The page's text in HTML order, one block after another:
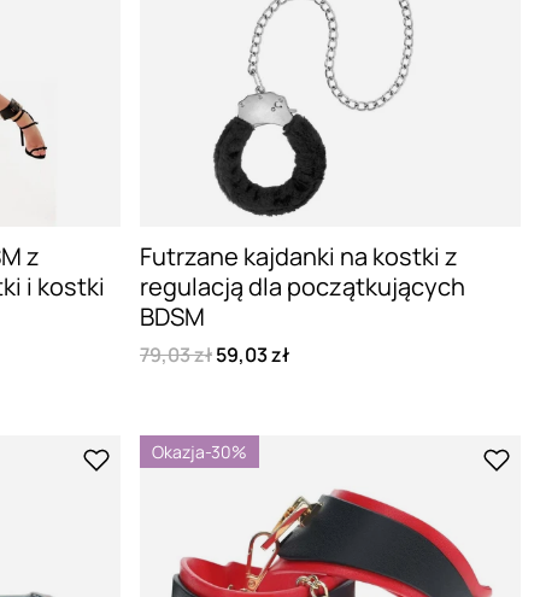
z
i kostki
Futrzane kajdanki na kostki z
regulacją dla początkujących
BDSM
79,03 zł59,03 zł
Okazja-30%